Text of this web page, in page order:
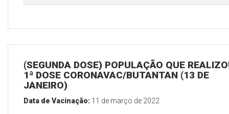
(SEGUNDA DOSE) POPULAÇÃO QUE
1ª DOSE CORONAVAC/BUTANTAN (13 DE
JANEIRO)
Data de Vacinação: 11 de março de 2022